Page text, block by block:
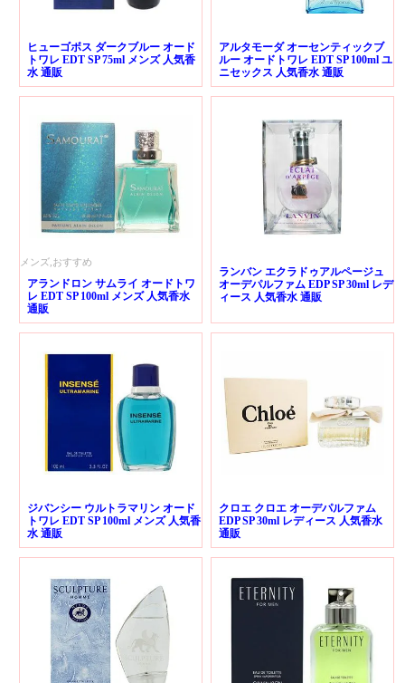
ヒューゴボス ダークブルー オード
トワレ EDT SP 75ml メンズ 人気香
水 通販
アルタモーダ オーセンティックブ
ルー オードトワレ EDT SP 100ml ユ
ニセックス 人気香水 通販
メンズ,おすすめ
アランドロン サムライ オードトワ
レ EDT SP 100ml メンズ 人気香水
通販
ランバン エクラドゥアルページュ
オーデパルファム EDP SP 30ml レデ
ィース 人気香水 通販
ジバンシー ウルトラマリン オード
トワレ EDT SP 100ml メンズ 人気香
水 通販
クロエ クロエ オーデパルファム
EDP SP 30ml レディース 人気香水
通販